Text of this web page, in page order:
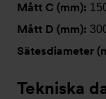
Mått C (mm):
Mått D (mm):
Sätesdiameter
Tekniska